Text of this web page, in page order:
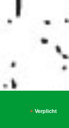
*Verplicht